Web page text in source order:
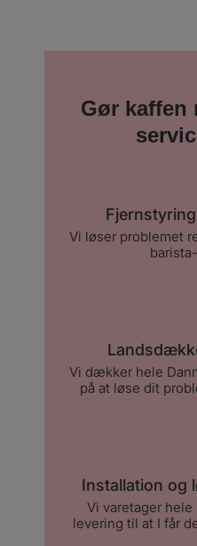
Gør kaffen
Vi løser problemet
Vi dækker hele
på at løse dit
Installation og
Vi varetager
levering til at I får